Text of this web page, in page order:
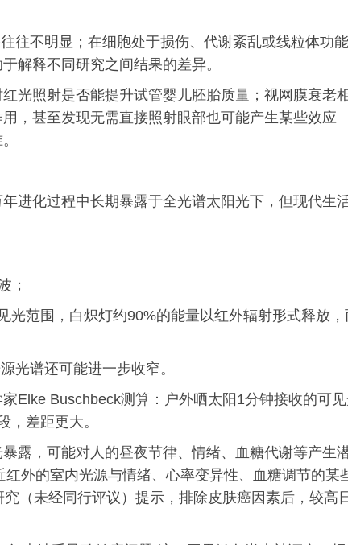
往不明显；在细胞处于损伤、代谢紊乱或线粒体功能
解释不同研究之间结果的差异。
光照射是否能提升试管婴儿胚胎质量；视网膜衰老相
，甚至发现无需直接照射眼部也可能产生某些效应
进化过程中长期暴露于全光谱太阳光下，但现代生
；
光范围，白炽灯约90%的能量以红外辐射形式释放，
光谱还可能进一步收窄。
Elke Buschbeck测算：户外晒太阳1分钟接收的可
，差距更大。
露，可能对人的昼夜节律、情绪、血糖代谢等产生
外的室内光源与情绪、心率变异性、血糖调节的某
（未经同行评议）提示，排除皮肤癌因素后，较高